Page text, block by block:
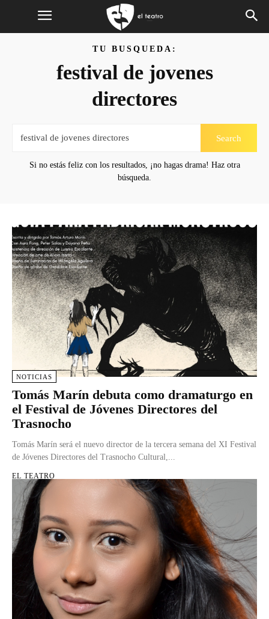
TU BUSQUEDA:
festival de jovenes
directores
Search
Si no estás feliz con los resultados, ¡no hagas drama! Haz otra
búsqueda.
NOTICIAS
Tomás Marín debuta como dramaturgo en
el Festival de Jóvenes Directores del
Trasnocho
Tomás Marín será el nuevo director de la tercera semana del XI Festival
de Jóvenes Directores del Trasnocho Cultural,...
EL TEATRO